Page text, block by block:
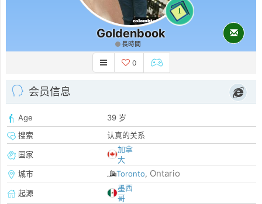
1
Goldenbook
長時間
0
会员信息
Age
39 岁
搜索
认真的关系
国家
加拿
大
城市
Toronto, Ontario
起源
墨西
哥